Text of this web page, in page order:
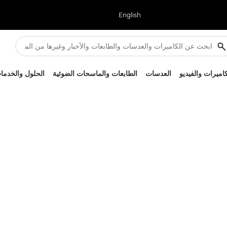
English
والفيديو العدسات الطابعات والماسحات الضوئية الحلول